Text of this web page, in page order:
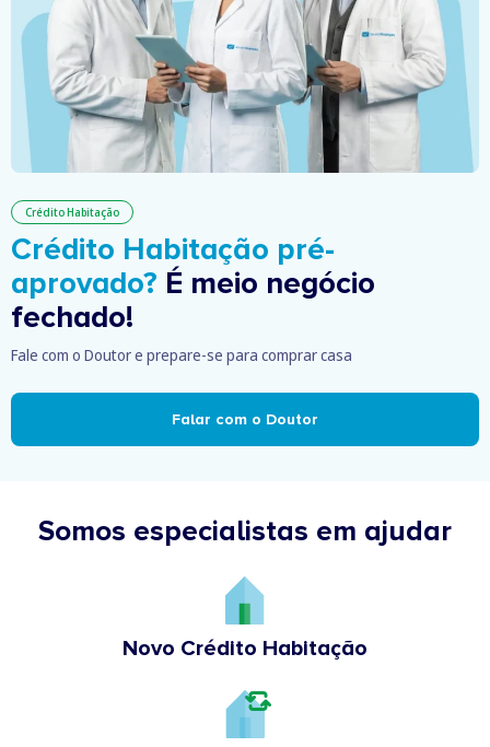
Crédito Habitação
Crédito Habitação pré-
aprovado? É meio negócio
fechado!
Fale com o Doutor e prepare-se para comprar casa
Falar com o Doutor
Somos especialistas em ajudar
Novo Crédito Habitação